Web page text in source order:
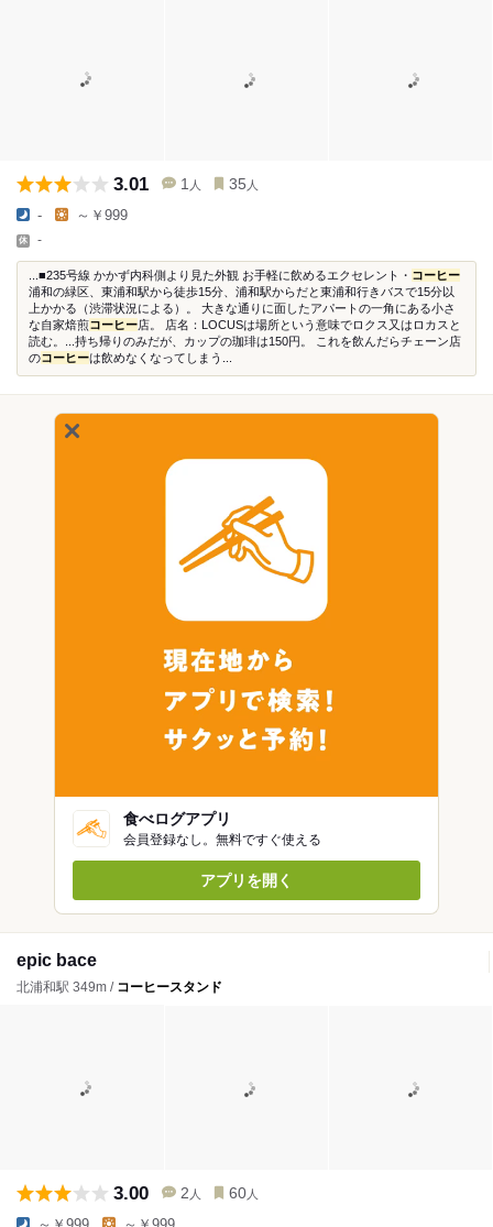
3.01 1 人 35 人
- ～￥999
-
...■235号線 かかず内科側より見た外観 お手軽に飲めるエクセレント・ コーヒー
浦和の緑区、東浦和駅から徒歩15分、浦和駅からだと東浦和行きバスで15分以
上かかる（渋滞状況による）。 大きな通りに面したアパートの一角にある小さ
な自家焙煎コーヒー店。 店名：LOCUSは場所という意味でロクス又はロカスと
読む。...持ち帰りのみだが、カップの珈琲は150円。 これを飲んだらチェーン店
のコーヒーは飲めなくなってしまう...
食べログアプリ
会員登録なし。無料ですぐ使える
アプリを開く
epic bace
北浦和駅 349m / コーヒースタンド
3.00 2 人 60 人